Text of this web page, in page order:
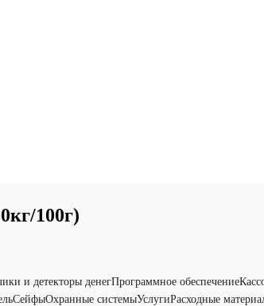
100г)
и детекторы денегПрограммное обеспечение
СейфыОхранные системыУслугиРасходные